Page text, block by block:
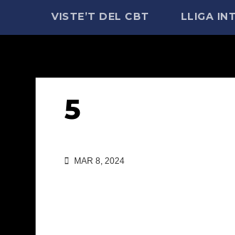
VISTE’T DEL CBT LLIGA
5
MAR 8, 2024